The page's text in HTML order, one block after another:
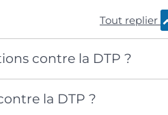
Tout replier
contre la DTP ?
la DTP ?